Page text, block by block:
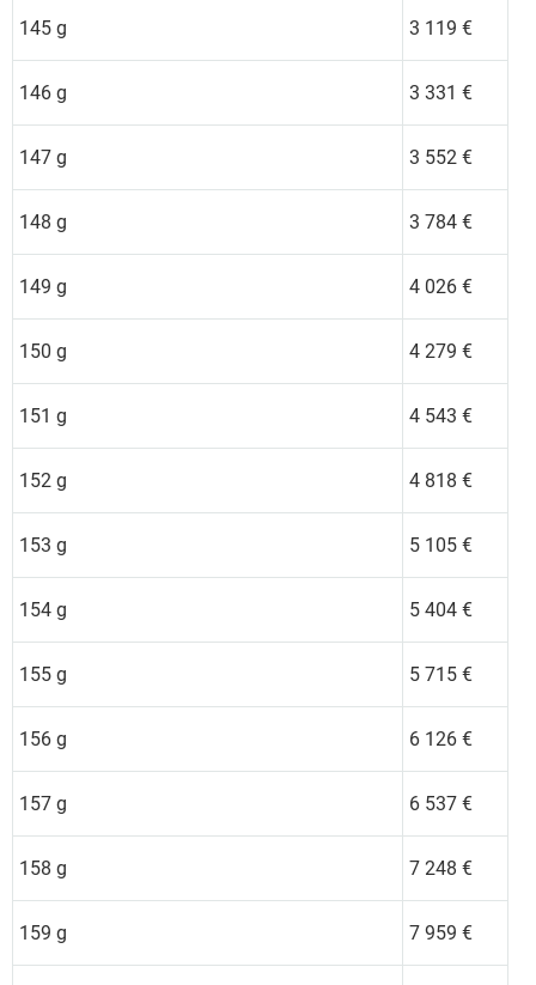
145 g 3 119 €
146 g 3 331 €
147 g 3 552 €
148 g 3 784 €
149 g 4 026 €
150 g 4 279 €
151 g 4 543 €
152 g 4 818 €
153 g 5 105 €
154 g 5 404 €
155 g 5 715 €
156 g 6 126 €
157 g 6 537 €
158 g 7 248 €
159 g 7 959 €